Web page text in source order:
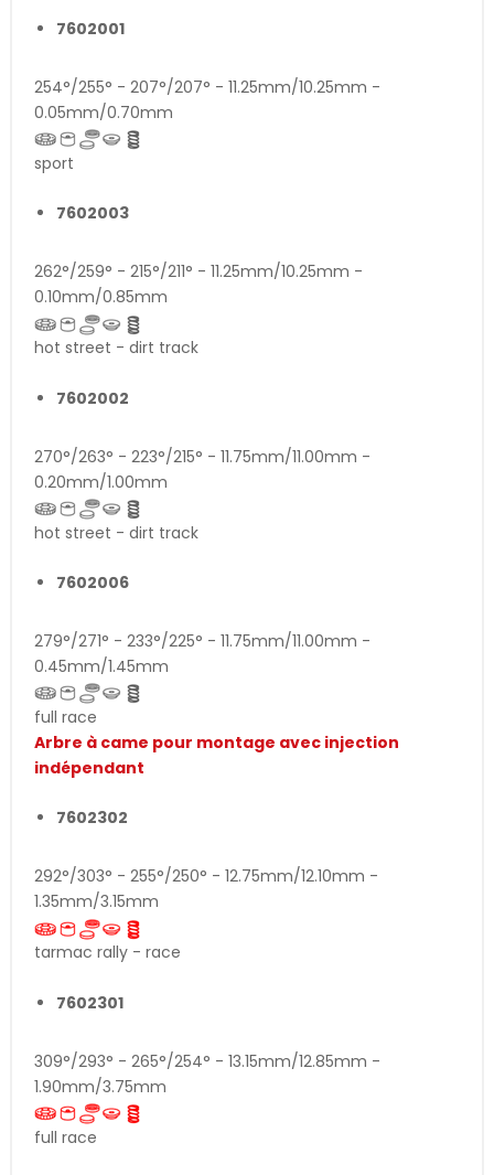
7602001
254°/255° - 207°/207° - 11.25mm/10.25mm -
0.05mm/0.70mm
sport
7602003
262°/259° - 215°/211° - 11.25mm/10.25mm -
0.10mm/0.85mm
hot street - dirt track
7602002
270°/263° - 223°/215° - 11.75mm/11.00mm -
0.20mm/1.00mm
hot street - dirt track
7602006
279°/271° - 233°/225° - 11.75mm/11.00mm -
0.45mm/1.45mm
full race
Arbre à came pour montage avec injection
indépendant
7602302
292°/303° - 255°/250° - 12.75mm/12.10mm -
1.35mm/3.15mm
tarmac rally - race
7602301
309°/293° - 265°/254° - 13.15mm/12.85mm -
1.90mm/3.75mm
full race